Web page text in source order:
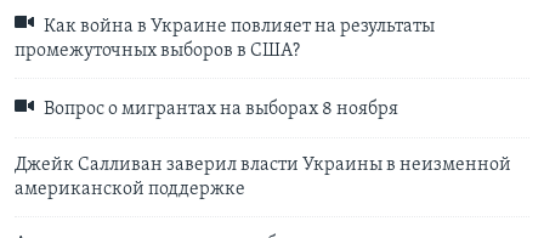
Как война в Украине повлияет на результаты
промежуточных выборов в США?
Вопрос о мигрантах на выборах 8 ноября
Джейк Салливан заверил власти Украины в неизменной
американской поддержке